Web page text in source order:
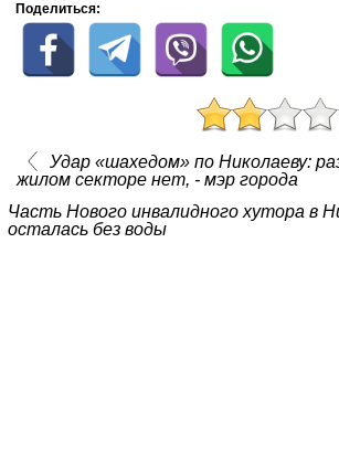
Поделиться:
Удар «шахедом» по Николаеву:
жилом секторе нет, - мэр города
Часть Нового инвалидного хутора в
осталась без воды